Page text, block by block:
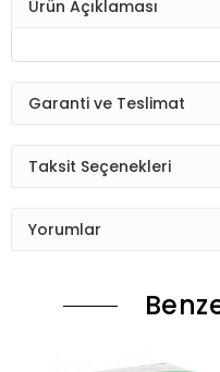
Ürün Açıklaması
Garanti ve Teslimat
Taksit Seçenekleri
Yorumlar